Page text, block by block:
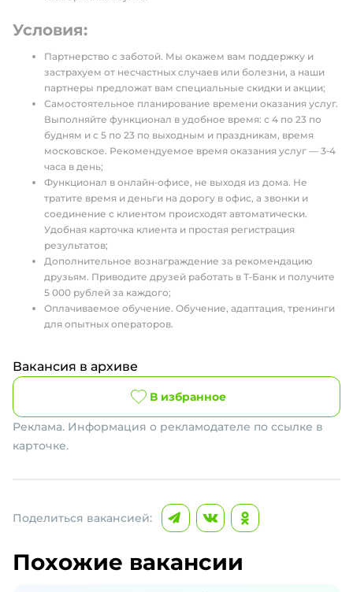
Условия:
Партнерство с заботой. Мы окажем вам поддержку и
застрахуем от несчастных случаев или болезни, а наши
партнеры предложат вам специальные скидки и акции;
Самостоятельное планирование времени оказания услуг.
Выполняйте функционал в удобное время: с 4 по 23 по
будням и с 5 по 23 по выходным и праздникам, время
московское. Рекомендуемое время оказания услуг — 3‑4
часа в день;
Функционал в онлайн‑офисе, не выходя из дома. Не
тратите время и деньги на дорогу в офис, а звонки и
соединение с клиентом происходят автоматически.
Удобная карточка клиента и простая регистрация
результатов;
Дополнительное вознаграждение за рекомендацию
друзьям. Приводите друзей работать в Т‑Банк и получите
5 000 рублей за каждого;
Оплачиваемое обучение. Обучение, адаптация, тренинги
для опытных операторов.
Вакансия в архиве
В избранное
Реклама. Информация о рекламодателе по ссылке в
карточке.
Поделиться вакансией:
Похожие вакансии